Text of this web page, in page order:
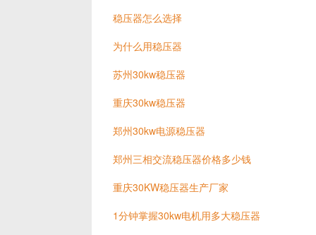
稳压器怎么选择
为什么用稳压器
苏州30kw稳压器
重庆30kw稳压器
郑州30kw电源稳压器
郑州三相交流稳压器价格多少钱
重庆30KW稳压器生产厂家
1分钟掌握30kw电机用多大稳压器